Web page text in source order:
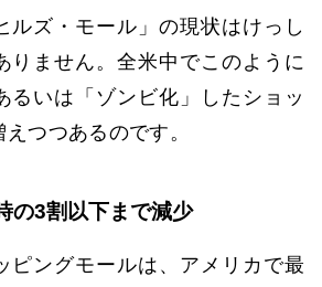
ズ・モール」の現状はけっし
りません。全米中でこのように
るいは「ゾンビ化」したショッ
つつあるのです。
の3割以下まで減少
ングモールは、アメリカで最